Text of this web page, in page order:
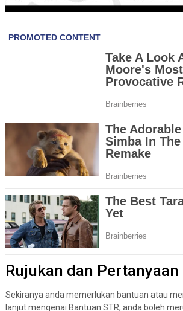
Rujukan dan Pertanyaan
Sekiranya anda memerlukan bantuan atau
lanjut mengenai Bantuan STR, anda boleh